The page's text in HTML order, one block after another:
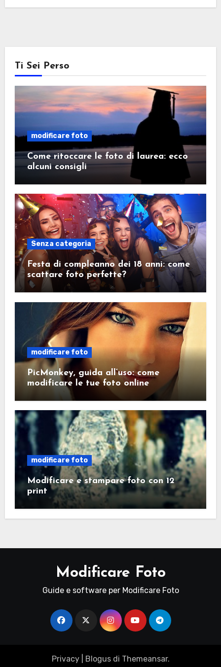
Ti Sei Perso
modificare foto
Come ritoccare le foto di laurea: ecco
alcuni consigli
Senza categoria
Festa di compleanno dei 18 anni: come
scattare foto perfette?
modificare foto
PicMonkey, guida all’uso: come
modificare le tue foto online
modificare foto
Modificare e stampare foto con 12
print
Modificare Foto
Guide e software per Modificare Foto
Privacy Blogusdi Themeansar.